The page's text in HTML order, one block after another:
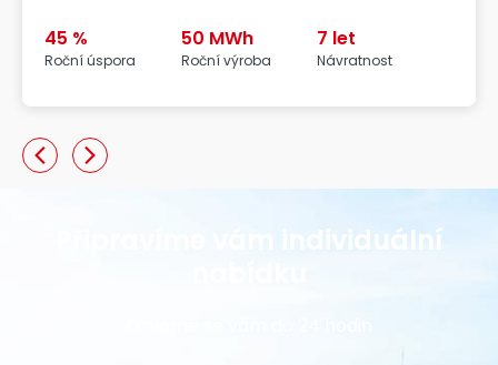
45 %
Roční úspora
50 MWh
Roční výroba
7 let
Návratnost
Připravíme vám individuální